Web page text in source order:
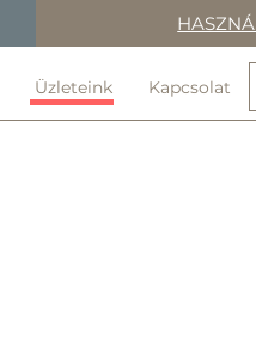
Üzleteink Kapcsolat